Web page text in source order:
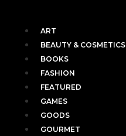
ART
BEAUTY & COSMETICS
BOOKS
FASHION
FEATURED
GAMES
GOODS
GOURMET